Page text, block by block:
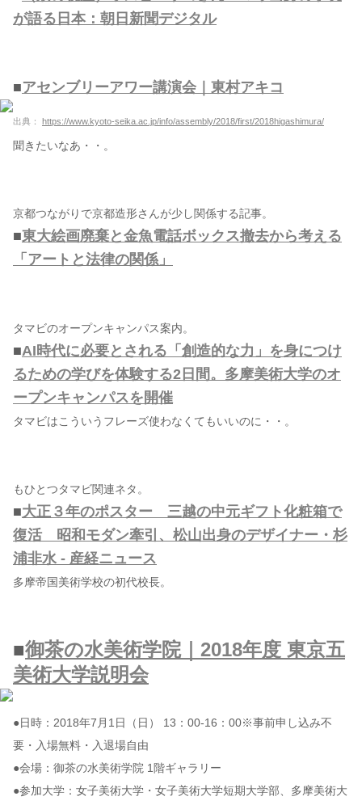
が語る日本：朝日新聞デジタル
■アセンブリーアワー講演会｜東村アキコ
出典： https://www.kyoto-seika.ac.jp/info/assembly/2018/first/2018higashimura/
聞きたいなあ・・。
京都つながりで京都造形さんが少し関係する記事。
■東大絵画廃棄と金魚電話ボックス撤去から考える
「アートと法律の関係」
タマビのオープンキャンパス案内。
■AI時代に必要とされる「創造的な力」を身につけ
るための学びを体験する2日間。多摩美術大学のオ
ープンキャンパスを開催
タマビはこういうフレーズ使わなくてもいいのに・・。
もひとつタマビ関連ネタ。
■大正３年のポスター 三越の中元ギフト化粧箱で
復活 昭和モダン牽引、松山出身のデザイナー・杉
浦非水 - 産経ニュース
多摩帝国美術学校の初代校長。
■御茶の水美術学院｜2018年度 東京五
美術大学説明会
●日時：2018年7月1日（日） 13：00-16：00※事前申し込み不
要・入場無料・入退場自由
●会場：御茶の水美術学院 1階ギャラリー
●参加大学：女子美術大学・女子美術大学短期大学部、多摩美術大